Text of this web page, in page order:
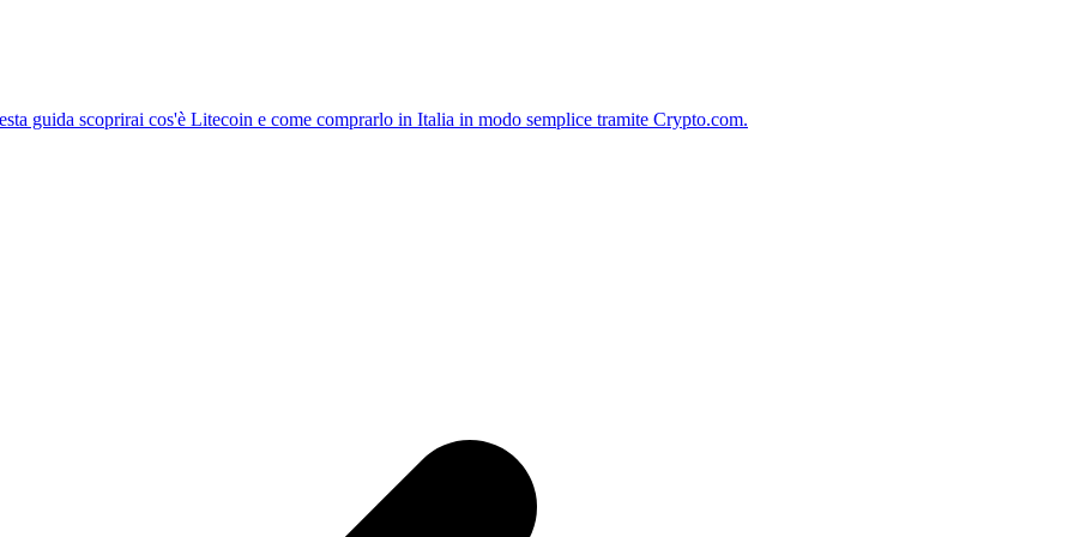
guida scoprirai cos'è Litecoin e come comprarlo in Italia in modo semplice tramite Crypto.com.